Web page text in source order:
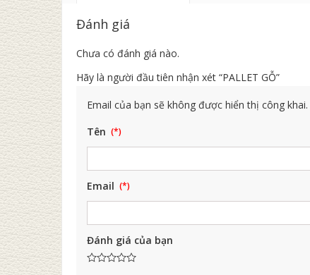
Đánh giá
Chưa có đánh giá nào.
Hãy là người đầu tiên nhận xét “PALLET GỖ”
Email của bạn sẽ không được hiển thị công khai.
Tên
Email
Đánh giá của bạn